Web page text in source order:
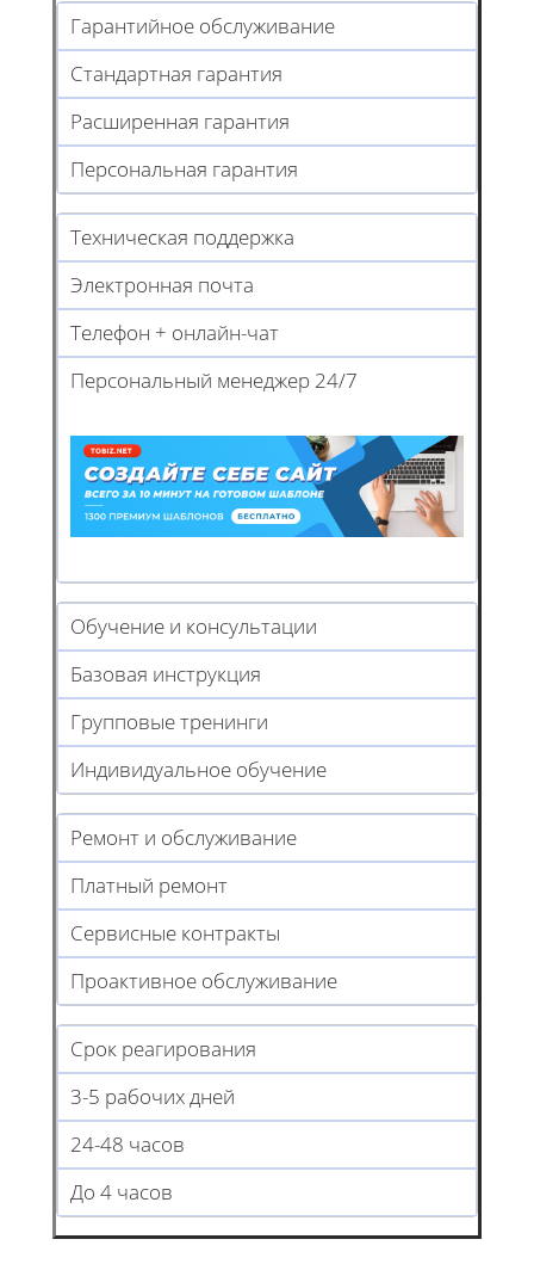
Гарантийное обслуживание
Стандартная гарантия
Расширенная гарантия
Персональная гарантия
Техническая поддержка
Электронная почта
Телефон + онлайн-чат
Персональный менеджер 24/7
Обучение и консультации
Базовая инструкция
Групповые тренинги
Индивидуальное обучение
Ремонт и обслуживание
Платный ремонт
Сервисные контракты
Проактивное обслуживание
Срок реагирования
3-5 рабочих дней
24-48 часов
До 4 часов